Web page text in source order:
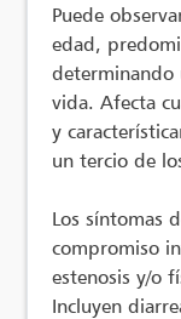
Puede
edad,
determinando
vida. Afecta
y
un tercio de
Los síntomas
compromiso
estenosis y/o
Incluyen